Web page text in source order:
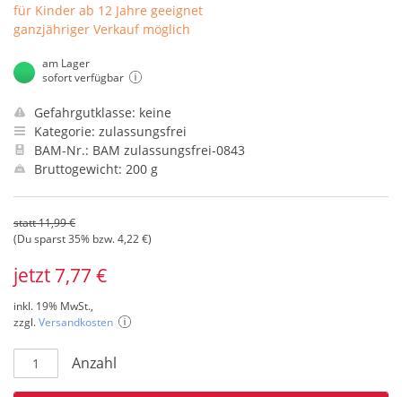
für Kinder ab 12 Jahre geeignet
ganzjähriger Verkauf möglich
am Lager
sofort verfügbar
Gefahrgutklasse: keine
Kategorie: zulassungsfrei
BAM-Nr.: BAM zulassungsfrei-0843
Bruttogewicht: 200 g
statt 11,99 €
(Du sparst 35% bzw. 4,22 €)
jetzt 7,77 €
inkl. 19% MwSt.,
zzgl.Versandkosten
Anzahl